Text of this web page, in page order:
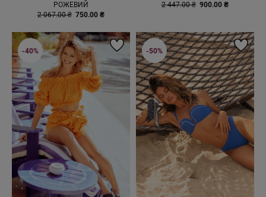
РОЖЕВИЙ
2 067.00 ₴ 750.00 ₴
2 447.00 ₴ 900.00 ₴
-40% -50%